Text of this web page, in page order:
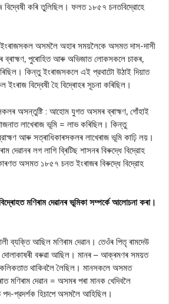
বিদ্বেষী কৰি তুলিছিল। ফলত ১৮৫৭ চনতবিদ্রোহে
অসমলৈ অহাৰ সময়লৈকে অসমত দাস-দাসী
পুৰোহিত আৰু অভিজাত লোকসকলে চাকৰ,
কিন্তু ইংৰাজসকলে এই প্রথাটো উঠাই দিয়াত
বিদ্বেষী হৈ বিদ্ৰোহৰ সূচনা কৰিছিল।
অসন্তুষ্টি : আহোম যুগত অসমৰ ব্ৰাহ্মণ, গোঁহাই
লাখেৰাজ ভূমি = লাভ কৰিছিল। কিন্তু
আৰু সত্ৰাধিকাৰসকলৰ লাখেৰাজ ভূমি কাঢ়ি লয়।
দেৱানৰ লগ লাগি ব্ৰিটিছ শাসনৰ বিৰুদ্ধে বিদ্রোহ
অসমত ১৮৫৭ চনত ইংৰাজৰ বিৰুদ্ধে বিদ্রোহ
মণিৰাম দেৱানৰ ভূমিকা সম্পর্কে আলোচনা কৰা।
ব্যক্তি আছিল মণিৰাম দেৱান। তেওঁৰ পিতৃ ৰামদেউ
বৰুৱা আছিল। মানৰ – আক্ৰমণৰ সময়ত
কলিকতাত থাকিবলৈ লৈছিল। মানসকলে অসমত
মণিৰাম দেৱান = অসমৰ পৰা মানক খেদিবলৈ
প্রদর্শক হিচাপে অসমলৈ আহিছিল।